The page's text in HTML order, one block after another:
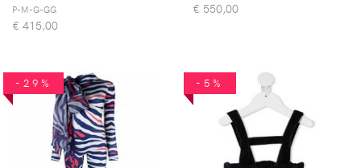
P-M-G-GG
€ 415,00
€ 550,00
-29% -5%